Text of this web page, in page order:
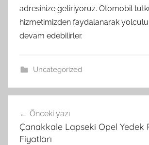
adresinize getiriyoruz. Otomobil
hizmetimizden faydalanarak
devam edebilirler.
Uncategorized
gezinmesi
Önceki yazı
Çanakkale Lapseki Opel Yedek
Fiyatları